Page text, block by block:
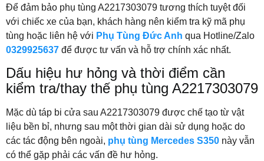
Để đảm bảo phụ tùng A2217303079 tương thích tuyệt đối
với chiếc xe của bạn, khách hàng nên kiểm tra kỹ mã phụ
tùng hoặc liên hệ với Phụ Tùng Đức Anh qua Hotline/Zalo
0329925637 để được tư vấn và hỗ trợ chính xác nhất.
Dấu hiệu hư hỏng và thời điểm cần
kiểm tra/thay thế phụ tùng A2217303079
Mặc dù táp bi cửa sau A2217303079 được chế tạo từ vật
liệu bền bỉ, nhưng sau một thời gian dài sử dụng hoặc do
các tác động bên ngoài, phụ tùng Mercedes S350 này vẫn
có thể gặp phải các vấn đề hư hỏng.